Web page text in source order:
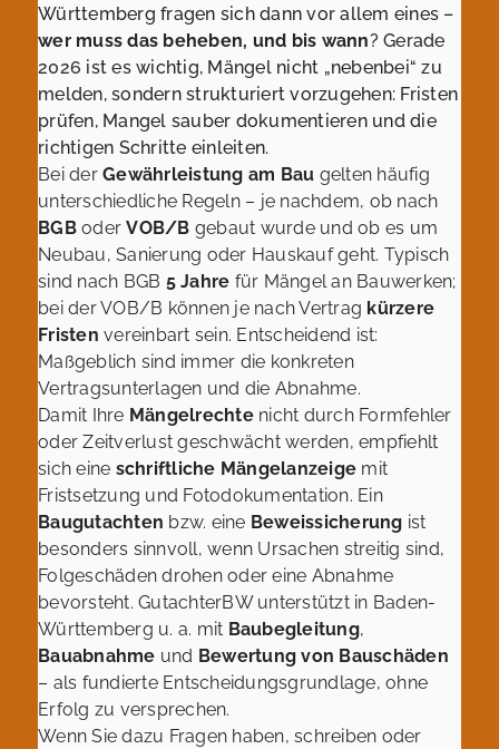
Württemberg fragen sich dann vor allem eines –
wer muss das beheben, und bis wann? Gerade
2026 ist es wichtig, Mängel nicht „nebenbei“ zu
melden, sondern strukturiert vorzugehen: Fristen
prüfen, Mangel sauber dokumentieren und die
richtigen Schritte einleiten.
Bei derGewährleistung am Bau gelten häufig
unterschiedliche Regeln – je nachdem, ob nach
BGBoderVOB/B gebaut wurde und ob es um
Neubau, Sanierung oder Hauskauf geht. Typisch
sind nach BGB 5 Jahre für Mängel an Bauwerken;
bei der VOB/B können je nach Vertrag kürzere
Fristen vereinbart sein. Entscheidend ist:
Maßgeblich sind immer die konkreten
Vertragsunterlagen und die Abnahme.
Damit Ihre Mängelrechtenicht durch Formfehler
oder Zeitverlust geschwächt werden, empfiehlt
sich eine schriftliche Mängelanzeige mit
Fristsetzung und Fotodokumentation. Ein
Baugutachten bzw. eine Beweissicherung ist
besonders sinnvoll, wenn Ursachen streitig sind,
Folgeschäden drohen oder eine Abnahme
bevorsteht. GutachterBW unterstützt in Baden-
Württemberg u. a. mit Baubegleitung,
Bauabnahme und Bewertung von Bauschäden
– als fundierte Entscheidungsgrundlage, ohne
Erfolg zu versprechen.
Wenn Sie dazu Fragen haben, schreiben oder